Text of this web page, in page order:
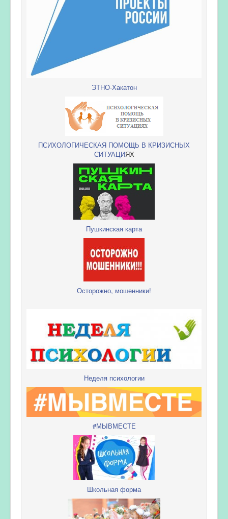
ЭТНО-Хакатон
ПСИХОЛОГИЧЕСКАЯ ПОМОЩЬ В КРИЗИСНЫХ
СИТУАЦИЯХ
Пушкинская карта
Осторожно, мошенники!
Неделя психологии
#МЫВМЕСТЕ
Школьная форма